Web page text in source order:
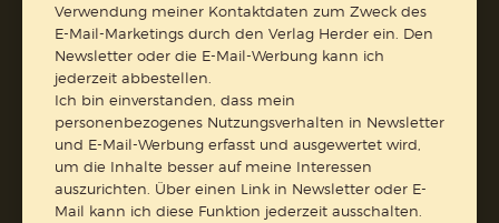
Nach oben
Verwendung meiner Kontaktdaten zum Zweck des
E-Mail-Marketings durch den Verlag Herder ein. Den
Newsletter oder die E-Mail-Werbung kann ich
jederzeit abbestellen.
Ich bin einverstanden, dass mein
personenbezogenes Nutzungsverhalten in Newsletter
und E-Mail-Werbung erfasst und ausgewertet wird,
um die Inhalte besser auf meine Interessen
auszurichten. Über einen Link in Newsletter oder E-
Mail kann ich diese Funktion jederzeit ausschalten.